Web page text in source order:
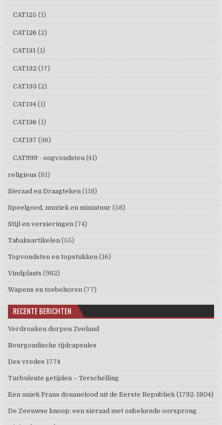
CAT125 (1)
CAT126 (2)
CAT131 (1)
CAT132 (17)
CAT133 (2)
CAT134 (1)
CAT136 (1)
CAT137 (36)
CAT999 - oogvondsten (41)
religieus (81)
Sieraad en Draagteken (118)
Speelgoed, muziek en miniatuur (58)
Stijl en versieringen (74)
Tabaksartikelen (55)
Topvondsten en topstukken (16)
Vindplaats (982)
Wapens en toebehoren (77)
RECENTE BERICHTEN
Verdronken dorpen Zeeland
Bourgondische tijdcapsules
Des vredes 1774
Turbulente getijden – Terschelling
Een uniek Frans douanelood uit de Eerste Republiek (1792-1804)
De Zeeuwse knoop: een sieraad met onbekende oorsprong